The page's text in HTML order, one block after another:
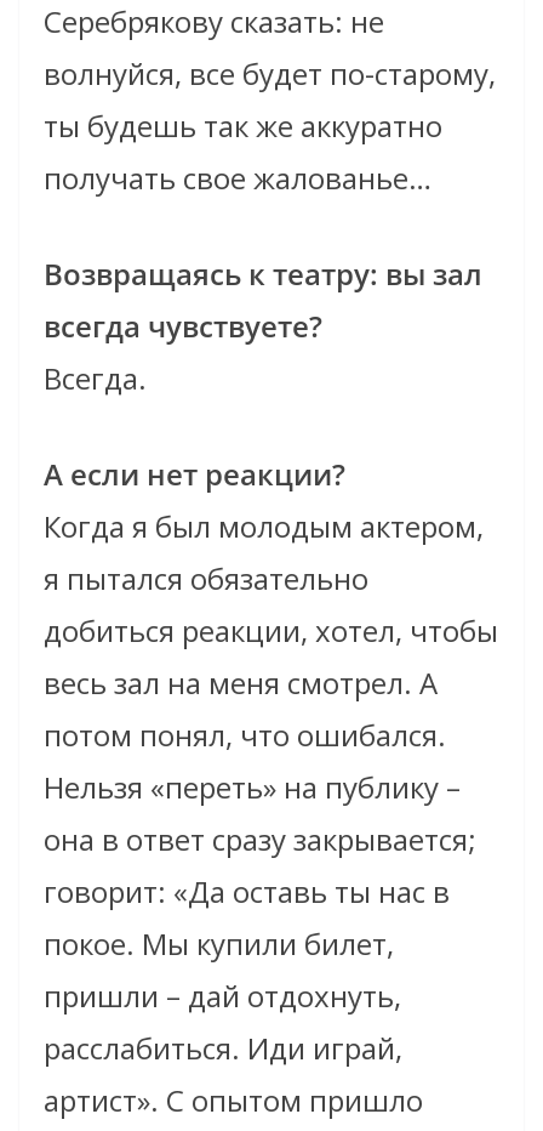
Серебрякову сказать: не
волнуйся, все будет по-старому,
ты будешь так же аккуратно
получать свое жалованье…
Возвращаясь к театру: вы зал
всегда чувствуете?
Всегда.
А если нет реакции?
Когда я был молодым актером,
я пытался обязательно
добиться реакции, хотел, чтобы
весь зал на меня смотрел. А
потом понял, что ошибался.
Нельзя «переть» на публику –
она в ответ сразу закрывается;
говорит: «Да оставь ты нас в
покое. Мы купили билет,
пришли – дай отдохнуть,
расслабиться. Иди играй,
артист». С опытом пришло